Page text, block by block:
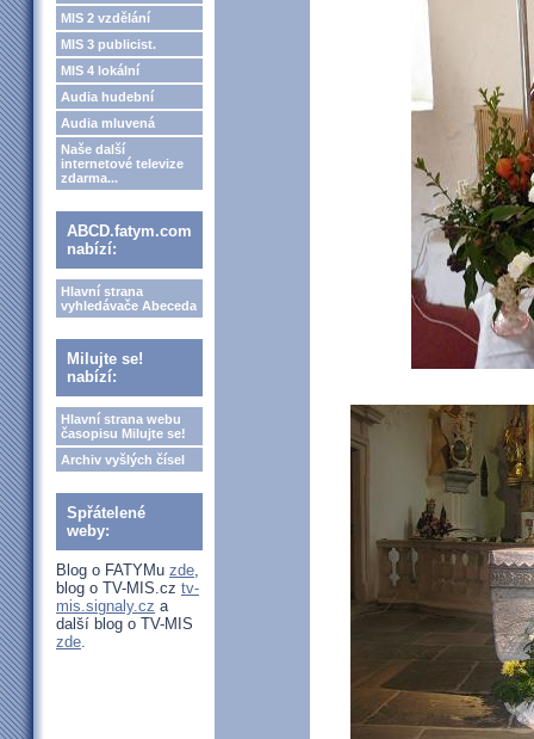
MIS 2 vzdělání
MIS 3 publicist.
MIS 4 lokální
Audia hudební
Audia mluvená
Naše další
internetové televize
zdarma...
ABCD.fatym.com
nabízí:
Hlavní strana
vyhledávače Abeceda
Milujte se!
nabízí:
Hlavní strana webu
časopisu Milujte se!
Archiv vyšlých čísel
Spřátelené
weby:
Blog o FATYMu zde,
blog o TV-MIS.cz tv-
mis.signaly.cz a
další blog o TV-MIS
zde.